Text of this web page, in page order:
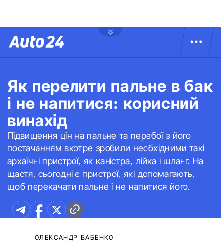
Як перелити пальне в бак
і не напитися: корисний
винахід
Підвищення цін на пальне та перебої з його
постачанням вкотре зробили необхідними такі
архаїчні пристрої, як каністра, лійка і шланг. На
щастя, сьогодні є пристрої, які допомагають,
щоб перекачати пальне і не напитися його.
ОЛЕКСАНДР БАБЕНКО